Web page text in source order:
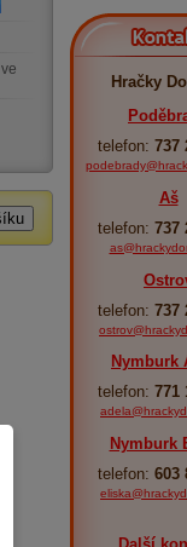
ve
Hračky
telefon: 737
Aš
telefon: 737
telefon: 737
Nymburk
telefon: 771
Nymburk
telefon: 603